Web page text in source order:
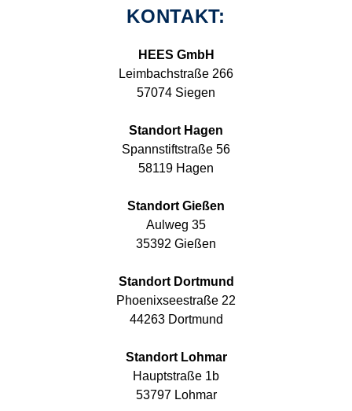
KONTAKT:
HEES GmbH
Leimbachstraße 266
57074 Siegen
Standort Hagen
Spannstiftstraße 56
58119 Hagen
Standort Gießen
Aulweg 35
35392 Gießen
Standort Dortmund
Phoenixseestraße 22
44263 Dortmund
Standort Lohmar
Hauptstraße 1b
53797 Lohmar